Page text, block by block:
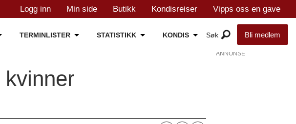
Logg inn Min side Butikk Kondisreiser Vipps oss en gave
TERMINLISTER STATISTIKK KONDIS Bli medlem
kvinner
ANNONSE